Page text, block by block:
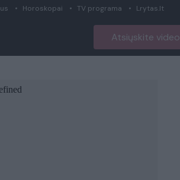
Horoskopai TV programa Lrytas.lt
Atsiųskite video